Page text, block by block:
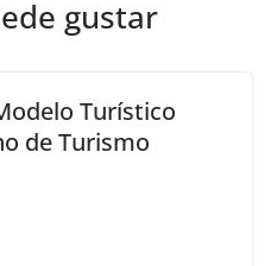
gustar
Turístico
de Turismo